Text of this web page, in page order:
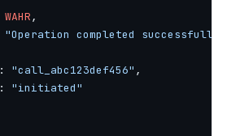
WAHR,
"Operation completed successfully"
: "call_abc123def456" ,
: "initiated"